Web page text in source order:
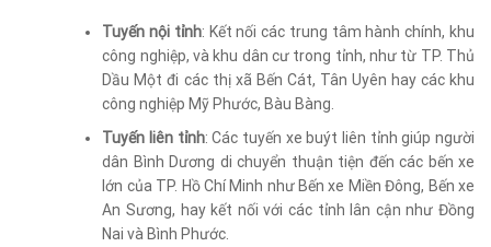
Tuyến nội tỉnh: Kết nối các trung tâm hành chính, khu
công nghiệp, và khu dân cư trong tỉnh, như từ TP. Thủ
Dầu Một đi các thị xã Bến Cát, Tân Uyên hay các khu
công nghiệp Mỹ Phước, Bàu Bàng.
Tuyến liên tỉnh: Các tuyến xe buýt liên tỉnh giúp người
dân Bình Dương di chuyển thuận tiện đến các bến xe
lớn của TP. Hồ Chí Minh như Bến xe Miền Đông, Bến xe
An Sương, hay kết nối với các tỉnh lân cận như Đồng
Nai và Bình Phước.